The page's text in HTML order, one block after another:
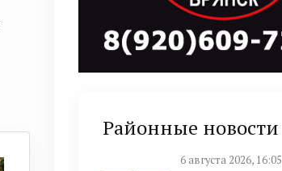
Районные новости
6 августа 2026, 16:05